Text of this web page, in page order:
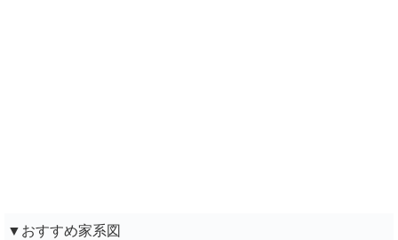
▼おすすめ家系図